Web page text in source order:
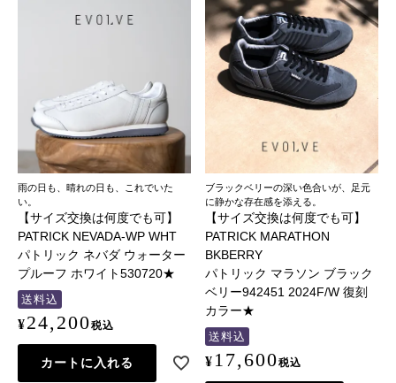
雨の日も、晴れの日も、これでいた
い。
【サイズ交換は何度でも可】
PATRICK NEVADA-WP WHT
パトリック ネバダ ウォーター
プルーフ ホワイト530720★
送料込
¥24,200税込
カートに入れる
ブラックベリーの深い色合いが、足元
に静かな存在感を添える。
【サイズ交換は何度でも可】
PATRICK MARATHON
BKBERRY
パトリック マラソン ブラック
ベリー942451 2024F/W 復刻
カラー★
送料込
¥ 17,600税込